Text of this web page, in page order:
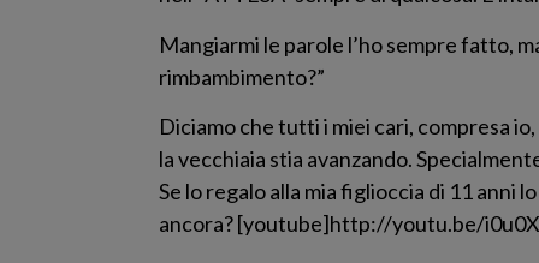
Mangiarmi le parole l’ho sempre fatto,
rimbambimento?”
Diciamo che tutti i miei cari, compresa
la vecchiaia stia avanzando.
Se lo regalo alla mia figlioccia di 11 anni
ancora? [youtube]http://youtu.be/